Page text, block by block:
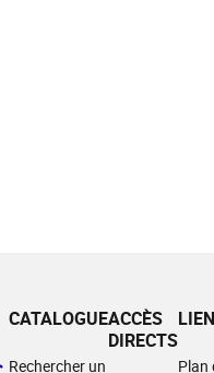
CATALOGUE
Rechercher un
ACCÈS
DIRECTS
Plan